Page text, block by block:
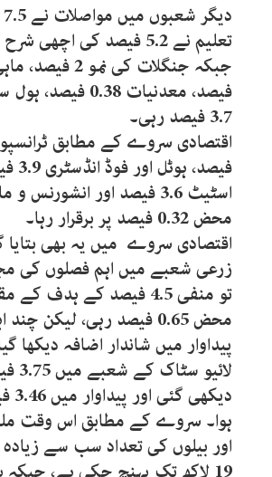
تعلیم نے 5.2 فیصد کی اچھی
فیصد، معدنیات 0.38
3.7 فیصد رہی۔
اسٹیٹ 3.6 فیصد اور انشورنس
محض 0.32 فیصد پر برقرار رہا۔
اقتصادی سروے میں یہ بھی بتایا
زرعی شعبے میں اہم فصلوں کی
تو منفی 4.5 فیصد کے ہدف
محض 0.65 فیصد رہی، لیکن
پیداوار میں شاندار اضافہ دیکھا
ہوا۔ سروے کے مطابق اس وقت